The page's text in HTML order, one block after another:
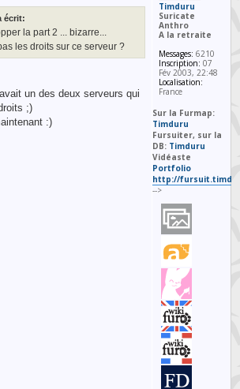
écrit:
la part 2 ... bizarre...
les droits sur ce serveur ?
un des deux serveurs qui
;)
:)
Timduru
Suricate
Anthro
A la retraite
Messages: 6210
Inscription: 07
Fév 2003, 22:48
Localisation:
France
Sur la Furmap:
Timduru
Fursuiter, sur la
DB: Timduru
Vidéaste
Portfolio
http://
-->